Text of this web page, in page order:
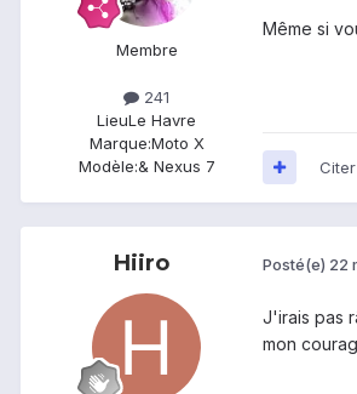
Membre
241
LieuLe Havre
Marque:Moto X
Modèle:& Nexus 7
Même si
Citer
Hiiro Posté(e) 22
J'irais pas
mon